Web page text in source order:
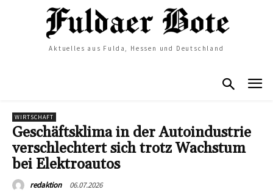
Aktuelles aus Fulda, Hessen und Deutschland
WIRTSCHAFT
Geschäftsklima in der Autoindustrie
verschlechtert sich trotz Wachstum
bei Elektroautos
redaktion 06.07.2026